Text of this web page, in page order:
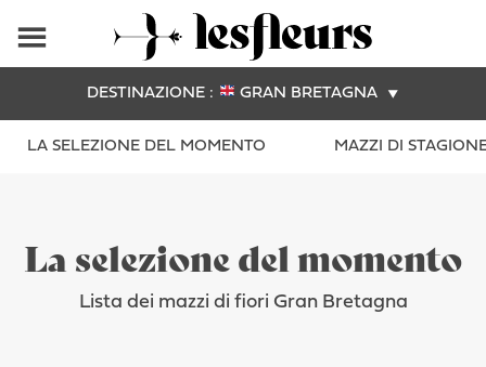
DESTINAZIONE : GRAN BRETAGNA
LA SELEZIONE DEL MOMENTO MAZZI DI
La selezione del momento
Lista dei mazzi di fiori Gran Bretagna